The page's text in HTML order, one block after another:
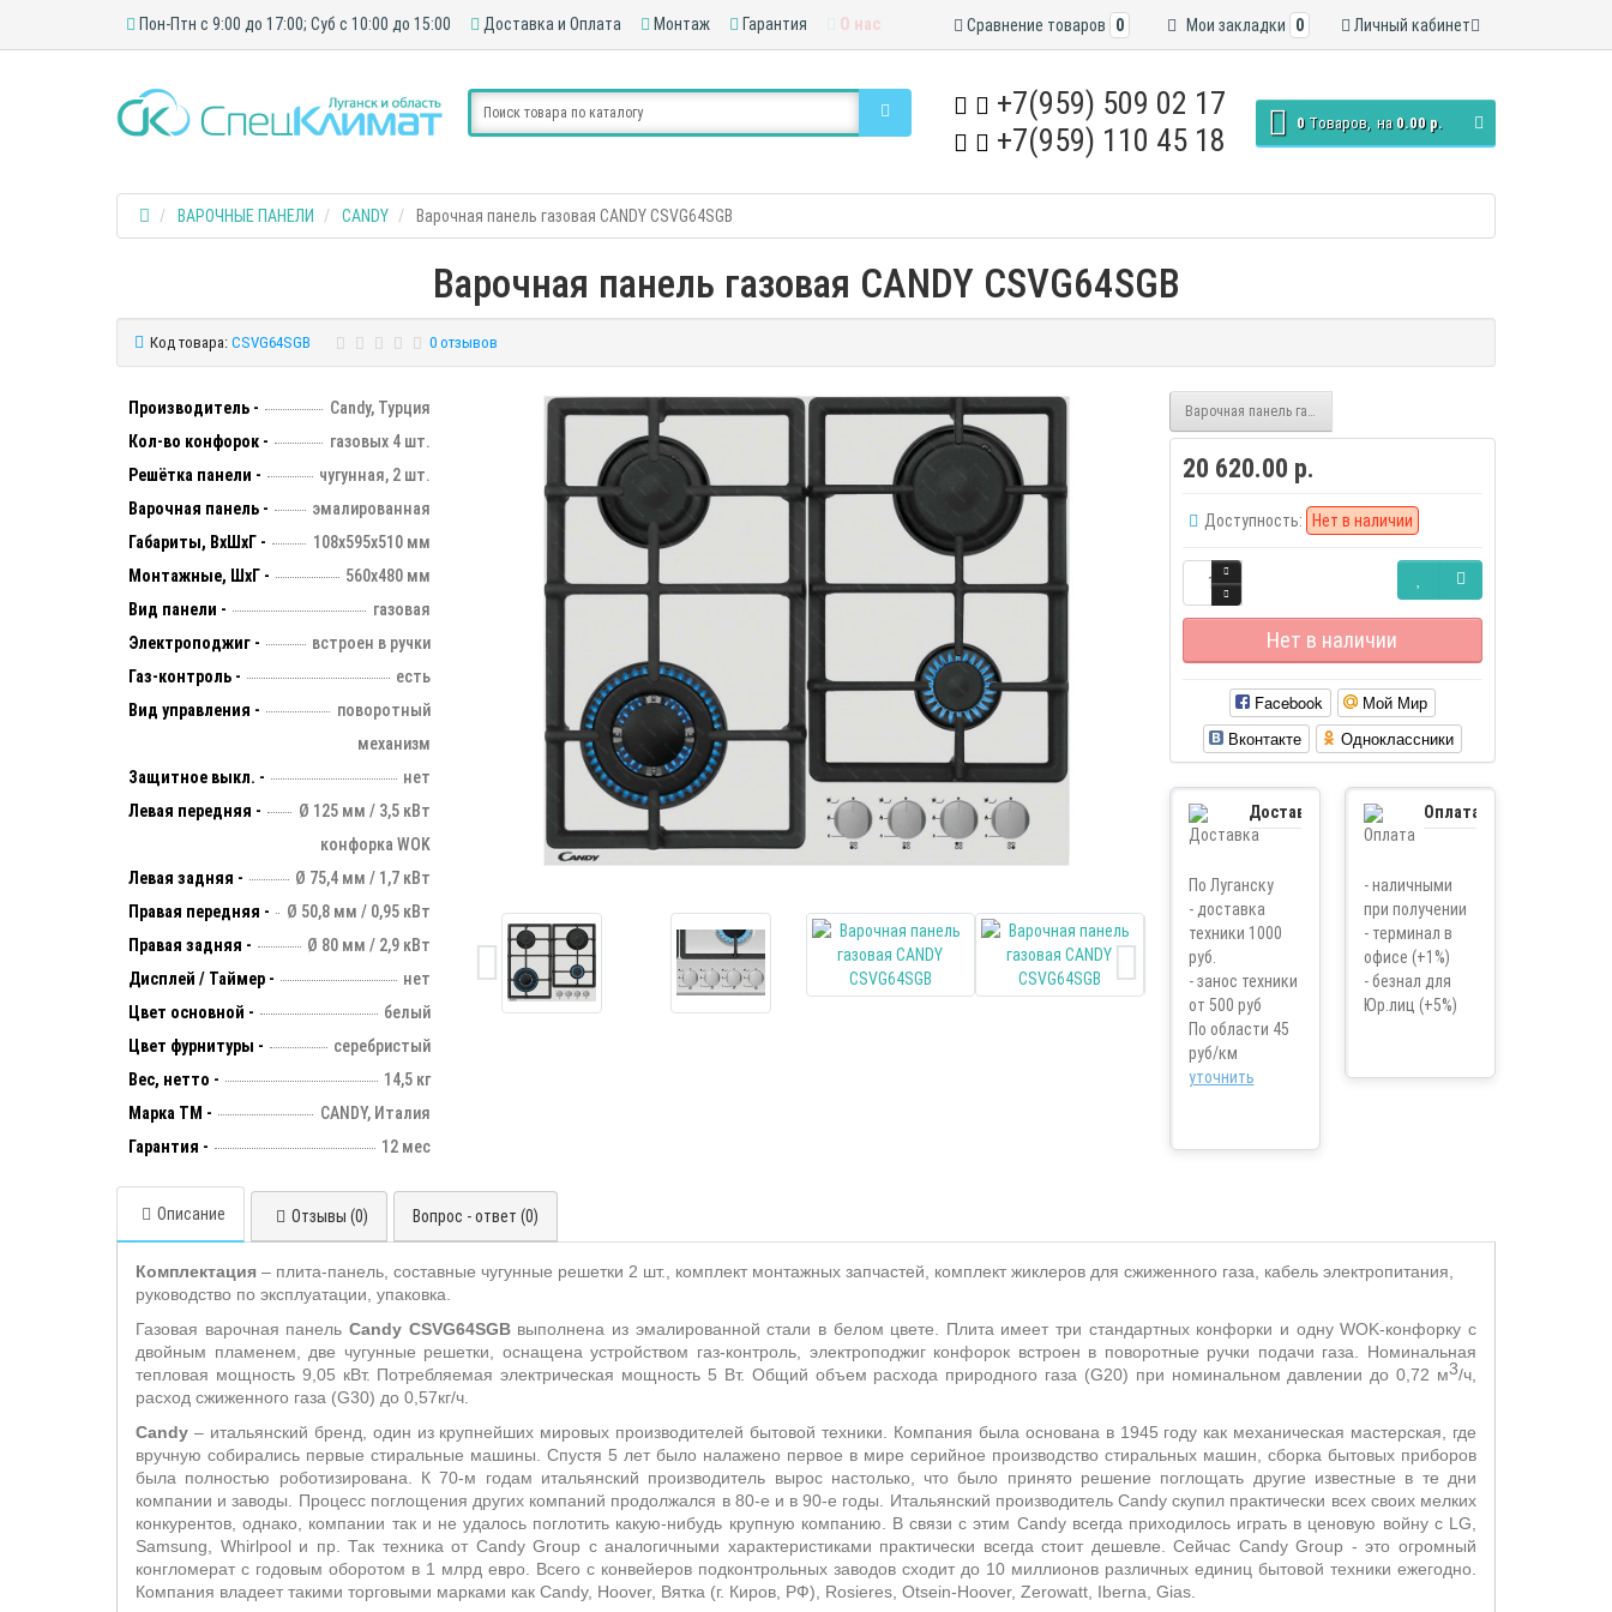
Пон-Птн с 9:00 до 17:00; Суб с 10:00 до 15:00 Доставка и Оплата Монтаж Гарантия О нас Личный кабинет
Мои закладки 0
Сравнение товаров 0
+7(959) 509 02 17
+7(959) 110 45 18
0 Tоваров, на 0.00 р.
ВАРОЧНЫЕ ПАНЕЛИ CANDY Варочная панель газовая CANDY CSVG64SGB
Варочная панель газовая CANDY CSVG64SGB
Код товара: CSVG64SGB 0 отзывов
Производитель -
Candy, Турция
Кол-во конфорок -
газовых 4 шт.
Решётка панели -
чугунная, 2 шт.
Варочная панель -
эмалированная
Габариты, ВхШхГ -
108х595х510 мм
Монтажные, ШхГ -
560х480 мм
Вид панели -
газовая
Электроподжиг -
встроен в ручки
Газ-контроль -
есть
Вид управления -
поворотный
механизм
Защитное выкл. -
нет
Левая передняя -
Ø 125 мм / 3,5 кВт
конфорка WOK
Левая задняя -
Ø 75,4 мм / 1,7 кВт
Правая передняя -
Ø 50,8 мм / 0,95 кВт
Правая задняя -
Ø 80 мм / 2,9 кВт
Дисплей / Таймер -
нет
Цвет основной -
белый
Цвет фурнитуры -
серебристый
Вес, нетто -
14,5 кг
Марка ТМ -
CANDY, Италия
Гарантия -
12 мес
Варочная панель газовая CANDY CSG64SWGX
20 620.00 р.
Доступность: Нет в наличии
Нет в наличии
Facebook
Мой Мир
Вконтакте
Одноклассники
Доставка
По Луганску
- доставка
техники 1000
руб.
- занос техники
от 500 руб
По области 45
руб/км
уточнить
Оплата
- наличными
при получении
- терминал в
офисе (+1%)
- безнал для
Юр.лиц (+5%)
Описание Отзывы (0) Вопрос - ответ (0)
Комплектация – плита-панель, составные чугунные решетки 2 шт., комплект монтажных запчастей, комплект жиклеров для сжиженного газа, кабель электропитания,
руководство по эксплуатации, упаковка.
Газовая варочная панель Candy CSVG64SGBвыполнена из эмалированной стали в белом цвете. Плита имеет три стандартных конфорки и однуWOK-конфорку с
двойным пламенем, две чугунные решетки, оснащена устройством газ-контроль, электроподжиг конфорок встроен в поворотные ручки подачи газа. Номинальная
тепловая мощность 9,05 кВт. Потребляемая электрическая мощность 5 Вт. Общий объем расхода природного газа (G20) при номинальном давлении до 0,72 м3/ч,
расход сжиженного газа (G30) до 0,57кг/ч.
Candy – итальянский бренд, один из крупнейших мировых производителей бытовой техники. Компания была основана в 1945 году как механическая мастерская, где
вручную собирались первые стиральные машины. Спустя 5 лет было налажено первое в мире серийное производство стиральных машин, сборка бытовых приборов
была полностью роботизирована. К 70-м годам итальянский производитель вырос настолько, что было принято решение поглощать другие известные в те дни
компании и заводы. Процесс поглощения других компаний продолжался в 80-е и в 90-е годы. Итальянский производитель Candy скупил практически всех своих мелких
конкурентов, однако, компании так и не удалось поглотить какую-нибудь крупную компанию. В связи с этим Candy всегда приходилось играть в ценовую войну с LG,
Samsung, Whirlpool и пр. Так техника от Candy Group с аналогичными характеристиками практически всегда стоит дешевле. Сейчас Candy Group - это огромный
конгломерат с годовым оборотом в 1 млрд евро. Всего с конвейеров подконтрольных заводов сходит до 10 миллионов различных единиц бытовой техники ежегодно.
Компания владеет такими торговыми марками как Candy, Hoover, Вятка (г. Киров, РФ), Rosieres, Otsein-Hoover, Zerowatt, Iberna, Gias.